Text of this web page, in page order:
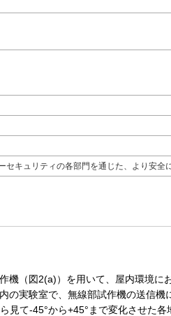
キュリティの各部門を通じた、より安全
機（図2(a)）を用いて、屋内環境に
の実験室で、無線部試作機の送信機
見て-45°から+45°まで変化させた各